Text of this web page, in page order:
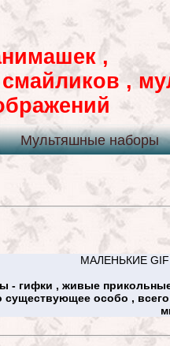
,
смайликов ,
Мультяшные наборы
МАЛЕНЬКИЕ
- гифки , живые прикольные
особо ,